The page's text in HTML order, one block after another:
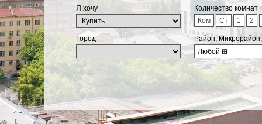
Я хочу
Количество комнат
Ком
Ст 1 2
Город
Район,
Любой ⊞